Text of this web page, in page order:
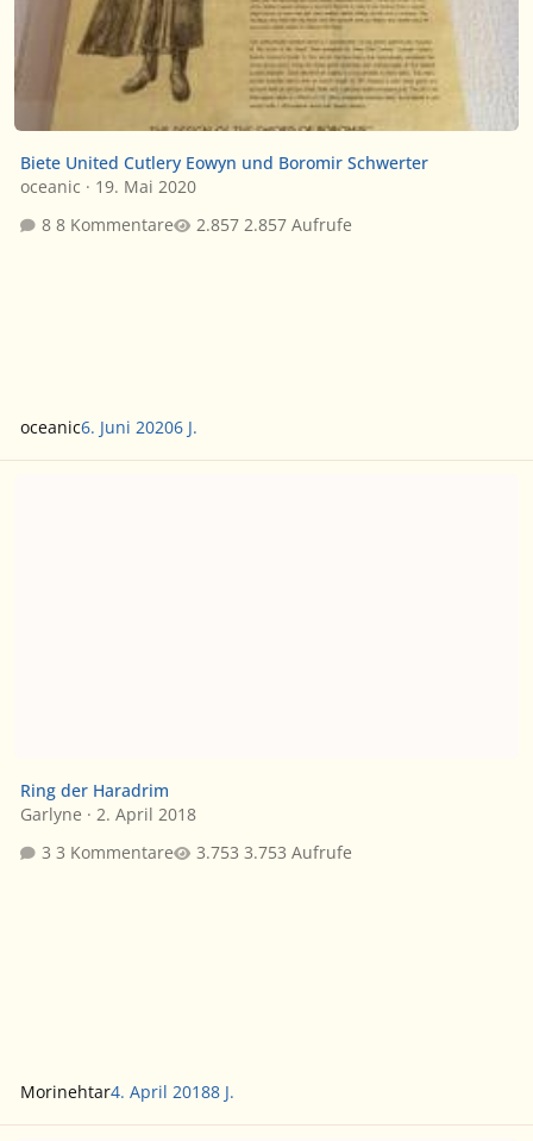
Biete United Cutlery Eowyn und Boromir Schwerter
oceanic · 19. Mai 2020
8 Kommentare
2.857 Aufrufe
oceanic6. Juni 20206 J.
Ring der Haradrim
Garlyne · 2. April 2018
3 Kommentare
3.753 Aufrufe
Morinehtar4. April 20188 J.